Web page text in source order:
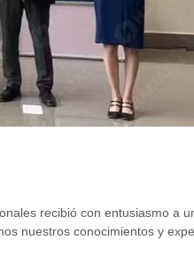
recibió con entusiasmo a
nuestros conocimientos y